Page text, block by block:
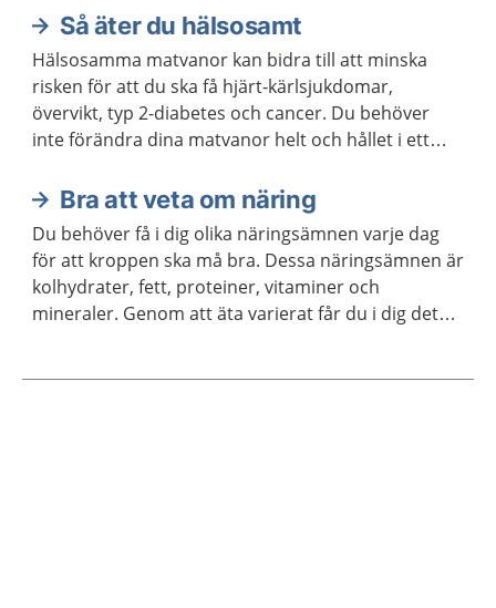
Så äter du hälsosamt
Hälsosamma matvanor kan bidra till att minska
risken för att du ska få hjärt-kärlsjukdomar,
övervikt, typ 2-diabetes och cancer. Du behöver
inte förändra dina matvanor helt och hållet i ett
göra stor skillnad.
Bra att veta om näring
Du behöver få i dig olika näringsämnen varje dag
för att kroppen ska må bra. Dessa näringsämnen är
kolhydrater, fett, proteiner, vitaminer och
mineraler. Genom att äta varierat får du i dig det